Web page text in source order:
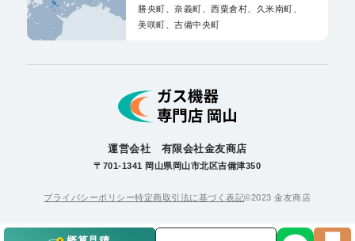
勝央町、奈義町、西粟倉村、 久米南町、
美咲町、吉備中央町
運営会社 有限会社金友商店
〒701-1341 岡山県岡山市北区吉備津350
プライバシーポリシー特定商取引法に基づく表記©2023 金友商店